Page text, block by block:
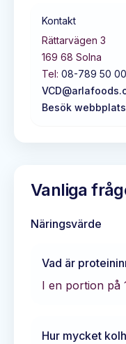
Kontakt
Rättarvägen 3
169 68 Solna
Tel: 08-789 50 00
Besök webbplats
Vanliga
Näringsvärde
Vad är
I en portion på
Hur mycket